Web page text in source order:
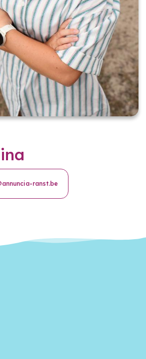
ranst.be